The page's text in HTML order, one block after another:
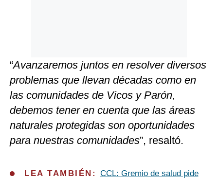
“Avanzaremos juntos en resolver diversos
problemas que llevan décadas como en
las comunidades de Vicos y Parón,
debemos tener en cuenta que las áreas
naturales protegidas son oportunidades
para nuestras comunidades”, resaltó.
LEA TAMBIÉN: CCL: Gremio de salud pide